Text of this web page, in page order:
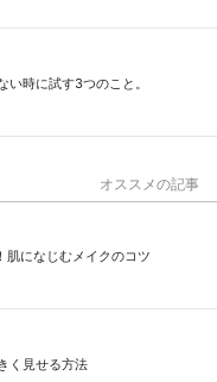
時に試す3つのこと。
オススメの記事
肌になじむメイクのコツ
く見せる方法